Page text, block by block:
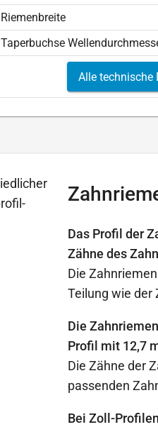
Riemenbreite
Taperbuchse
Alle technische
Das Profil der
Zähne des
Die
Teilung wie der
Die
Profil mit 12,7
Die Zähne der
passenden
Bei Zoll-